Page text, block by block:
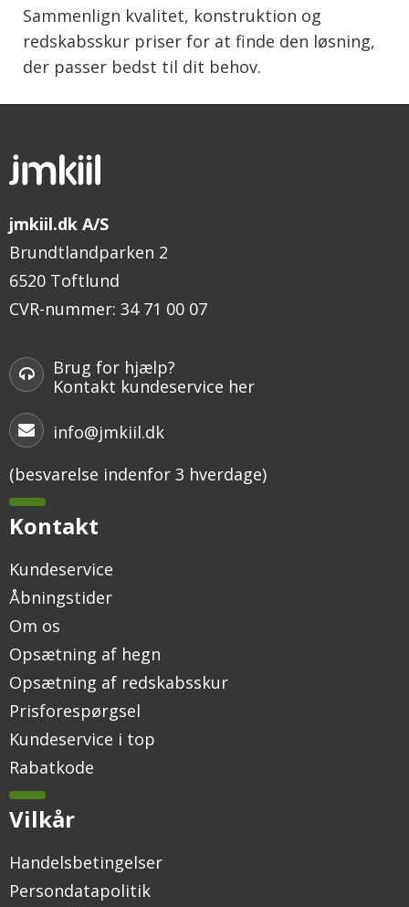
Sammenlign kvalitet, konstruktion og
redskabsskur priser for at finde den løsning,
der passer bedst til dit behov.
jmkiil.dk A/S
Brundtlandparken 2
6520 Toftlund
CVR-nummer: 34 71 00 07
Brug for hjælp?
Kontakt kundeservice her
info@jmkiil.dk
(besvarelse indenfor 3 hverdage)
Kontakt
Kundeservice
Åbningstider
Om os
Opsætning af hegn
Opsætning af redskabsskur
Prisforespørgsel
Kundeservice i top
Rabatkode
Vilkår
Handelsbetingelser
Persondatapolitik